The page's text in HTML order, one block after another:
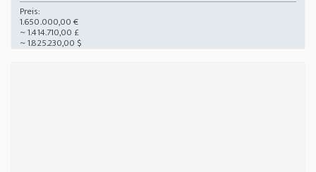
Preis:
1.650.000,00 €
~ 1.414.710,00 £
~ 1.825.230,00 $